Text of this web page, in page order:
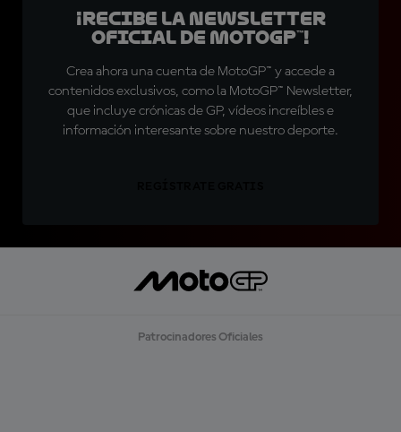
¡Recibe la Newsletter
oficial de MotoGP™!
Crea ahora una cuenta de MotoGP™ y accede a
contenidos exclusivos, como la MotoGP™ Newsletter,
que incluye crónicas de GP, vídeos increíbles e
información interesante sobre nuestro deporte.
Patrocinadores Oficiales